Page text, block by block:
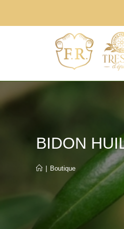
BIDON
Boutique